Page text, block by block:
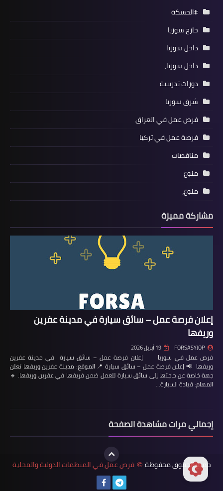
#الحسكة
خارج سوريا
داخل سوريا
داخل سوريا،
دورات تدريبية
شرق سوريا
فرص عمل في العراق
فرصة عمل في تركيا
مناقصات
منوع
منوع،
مشاركة مميزة
إعلان فرصة عمل – سائق سيارة في مدينة عفرين
وريفها
FORSASYJOP 19 أبريل 2026
فرص عمل في سوريا إعلان فرصة عمل – سائق سيارة في مدينة عفرين
وريفها 📢 إعلان فرصة عمل – سائق سيارة 📍 الموقع: مدينة عفرين وريفها تعلن
جهة خاصة عن حاجتها إلى سائق سيارة للعمل ضمن فريقها في عفرين وريفها. 🔹
المهام: قيادة السيارة…
إجمالي مرات مشاهدة الصفحة
جميع الحقوق محفوظة © فرص عمل في المنظمات الدولية والمحلية